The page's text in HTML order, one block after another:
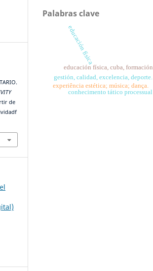
de
Palabras clave
educación física
educación física, cuba, formación
gestión, calidad, excelencia, deporte.
experiência estética; música; dança.
conhecimento tático processual